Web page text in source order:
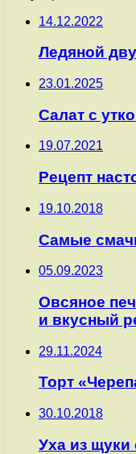
14.12.2022
Ледяной
23.01.2025
Салат с
19.07.2021
Рецепт
19.10.2018
Самые
05.09.2023
Овсяное
и вкусный
29.11.2024
Торт
30.10.2018
Уха из щуки